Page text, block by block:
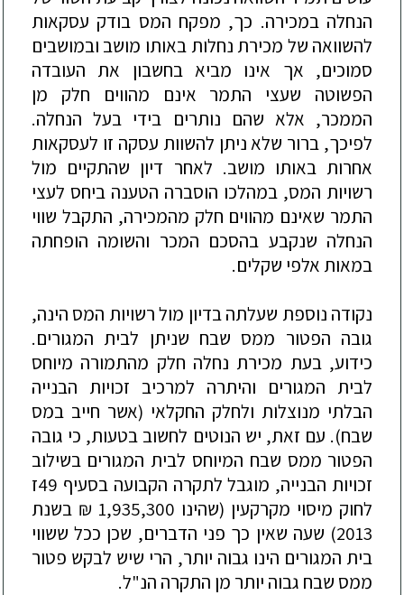
הנחלהבמכירה. כך, מפקח המס בודק עסקאות
להשוואה של מכירת נחלותבאותו מושב ובמושבים
סמוכים, אך אינו מביאבחשבון את העובדה
הפשוטה שעצי התמר אינם מהווים חלק מן
הממכר, אלא שהם נותרים בידיבעל הנחלה.
לפיכך, ברור שלאניתן להשוות עסקה זו לעסקאות
אחרות באותו מושב. לאחר דיון שהתקיים מול
רשויות המס, במהלכו הוסברה הטענהביחס לעצי
התמר שאינם מהווים חלק מהמכירה, התקבל שווי
הנחלה שנקבע בהסכם המכר והשומה הופחתה
במאות אלפי שקלים.
נקודה נוספת שעלתהבדיון מולרשויות המס הינה,
גובה הפטור ממס שבח שניתן לבית המגורים.
כידוע,בעת מכירת נחלה חלק מהתמורה מיוחס
לבית המגורים והיתרה למרכיב זכויות הבנייה
הבלתי מנוצלות ולחלק החקלאי (אשר חייבבמס
שבח). עם זאת, יש הנוטים לחשוב בטעות, כי גובה
הפטור ממס שבח המיוחס לבית המגוריםבשילוב
זכויות הבנייה, מוגבל לתקרה הקבועהבסעיף 49ז
לחוק מיסוי מקרקעין (שהינו 1,935,300
₪בשנת
2013) שעה שאין כך פני הדברים, שכן ככל ששווי
בית המגורים הינו גבוה יותר, הרי שיש לבקש פטור
ממס שבח גבוה יותר מן התקרה הנ"ל.